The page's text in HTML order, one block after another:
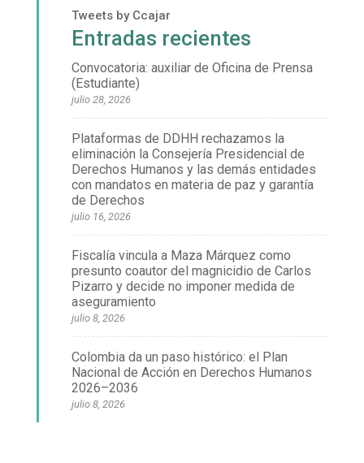
Tweets by Ccajar
Entradas recientes
Convocatoria: auxiliar de Oficina de Prensa
(Estudiante)
julio 28, 2026
Plataformas de DDHH rechazamos la
eliminación la Consejería Presidencial de
Derechos Humanos y las demás entidades
con mandatos en materia de paz y garantía
de Derechos
julio 16, 2026
Fiscalía vincula a Maza Márquez como
presunto coautor del magnicidio de Carlos
Pizarro y decide no imponer medida de
aseguramiento
julio 8, 2026
Colombia da un paso histórico: el Plan
Nacional de Acción en Derechos Humanos
2026–2036
julio 8, 2026